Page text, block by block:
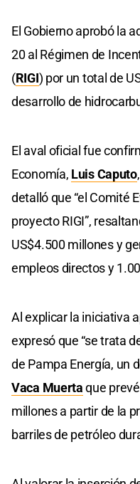
El Gobierno aprobó la
20 al Régimen de
(RIGI) por un total de
desarrollo de
El aval oficial fue
Economía, Luis Caputo
detalló que “el Comité
proyecto RIGI”,
US$4.500 millones y
empleos directos y
Al explicar la iniciativa
expresó que “se trata
de Pampa Energía, un
Vaca Muertaque
millones a partir de la
barriles de petróleo